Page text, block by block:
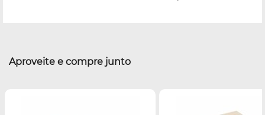
Aproveite e compre junto